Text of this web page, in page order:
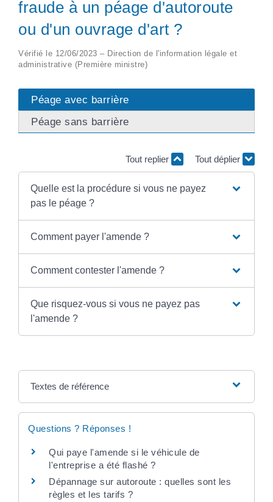
fraude à un péage d'autoroute
ou d'un ouvrage d'art ?
Vérifié le 12/06/2023 – Direction de l'information légale et
administrative (Première ministre)
Péage avec barrière
Péage sans barrière
Tout replier Tout déplier
Quelle est la procédure si vous ne payez
pas le péage ?
Comment payer l'amende ?
Comment contester l'amende ?
Que risquez-vous si vous ne payez pas
l'amende ?
Textes de référence
Questions ? Réponses !
Qui paye l'amende si le véhicule de
l'entreprise a été flashé ?
Dépannage sur autoroute : quelles sont les
règles et les tarifs ?